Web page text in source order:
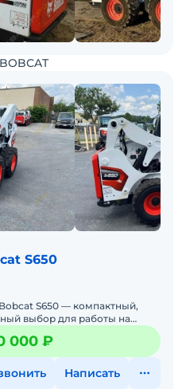
S650
S650 — компактный,
выбор для работы на
на складах и фермах.
000 ₽
Написать